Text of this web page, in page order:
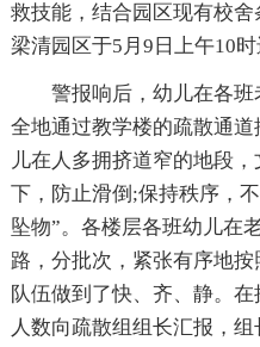
救技能，结合园区现有校
梁清园区于5月9日上午10
警报响后，幼儿在各
全地通过教学楼的疏散通
儿在人多拥挤道窄的地段
下，防止滑倒;保持秩序，
坠物”。各楼层各班幼儿在
路，分批次，紧张有序地按
队伍做到了快、齐、静。
人数向疏散组组长汇报，